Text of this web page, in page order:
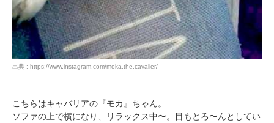
出典 : https://www.instagram.com/moka.the.cavalier/
こちらはキャバリアの『モカ』ちゃん。
ソファの上で横になり、リラックス中〜。目もとろ〜んとしてい